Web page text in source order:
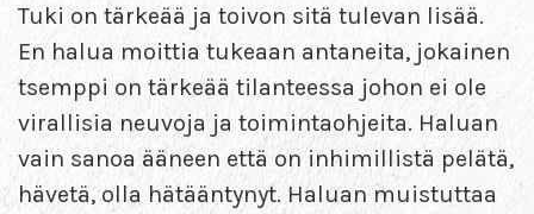
Tuki on tärkeää ja toivon sitä tulevan lisää.
En halua moittia tukeaan antaneita, jokainen
tsemppi on tärkeää tilanteessa johon ei ole
virallisia neuvoja ja toimintaohjeita. Haluan
vain sanoa ääneen että on inhimillistä pelätä,
hävetä, olla hätääntynyt. Haluan muistuttaa